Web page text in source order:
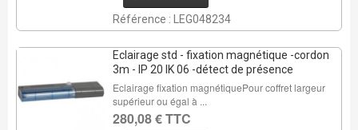
Référence : LEG048234
Eclairage std - fixation magnétique -cordon
3m - IP 20 IK 06 -détect de présence
Eclairage fixation magnétiquePour coffret largeur
supérieur ou égal à ...
280,08 € TTC